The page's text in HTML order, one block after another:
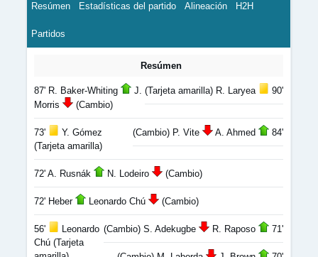
Resúmen Estadísticas del partido Alineación H2H
Partidos
Resúmen
(Tarjeta amarilla) R. Laryea 90'
87' R. Baker-Whiting
J.
Morris
(Cambio)
(Cambio) P. Vite A. Ahmed 84'
73'
Y. Gómez
(Tarjeta amarilla)
72' A. Rusnák N. Lodeiro (Cambio)
72' Heber Leonardo Chú (Cambio)
(Cambio) S. Adekugbe R. Raposo 71'
56'
Leonardo
Chú (Tarjeta